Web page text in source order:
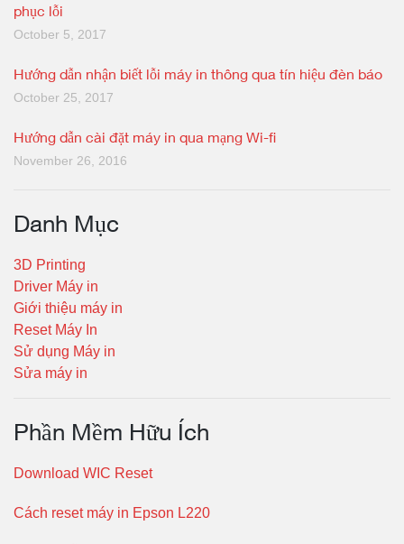
phục lỗi
October 5, 2017
Hướng dẫn nhận biết lỗi máy in thông qua tín hiệu đèn báo
October 25, 2017
Hướng dẫn cài đặt máy in qua mạng Wi-fi
November 26, 2016
Danh Mục
3D Printing
Driver Máy in
Giới thiệu máy in
Reset Máy In
Sử dụng Máy in
Sửa máy in
Phần Mềm Hữu Ích
Download WIC Reset
Cách reset máy in Epson L220